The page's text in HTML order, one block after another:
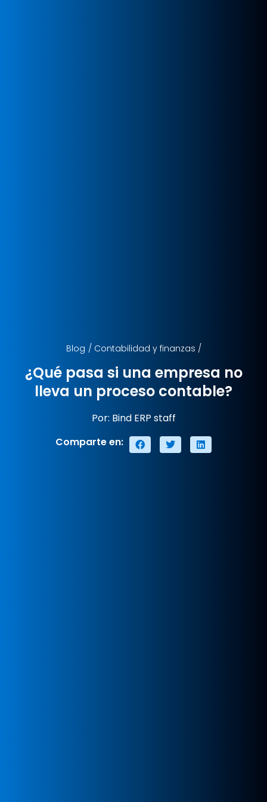
Blog / Contabilidad y finanzas /
¿Qué pasa si una empresa no
lleva un proceso contable?
Por: Bind ERP staff
Comparte en: